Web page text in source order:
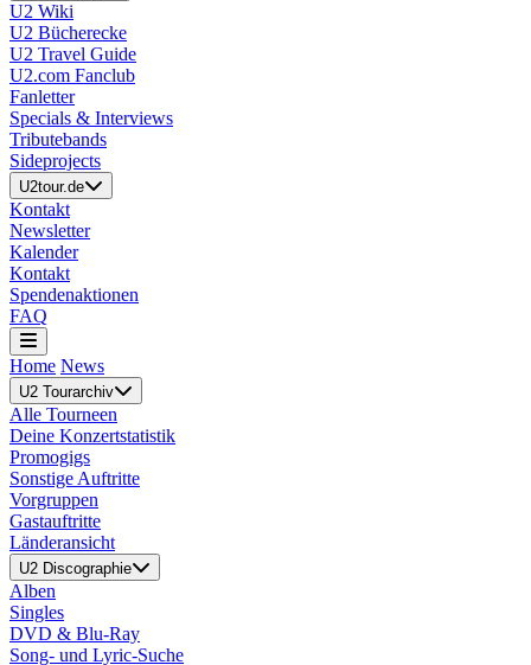
U2 Wiki
U2 Bücherecke
U2 Travel Guide
U2.com Fanclub
Fanletter
Specials & Interviews
Tributebands
Sideprojects
U2tour.de
Kontakt
Newsletter
Kalender
Kontakt
Spendenaktionen
FAQ
Home News
U2 Tourarchiv
Alle Tourneen
Deine Konzertstatistik
Promogigs
Sonstige Auftritte
Vorgruppen
Gastauftritte
Länderansicht
U2 Discographie
Alben
Singles
DVD & Blu-Ray
Song- und Lyric-Suche